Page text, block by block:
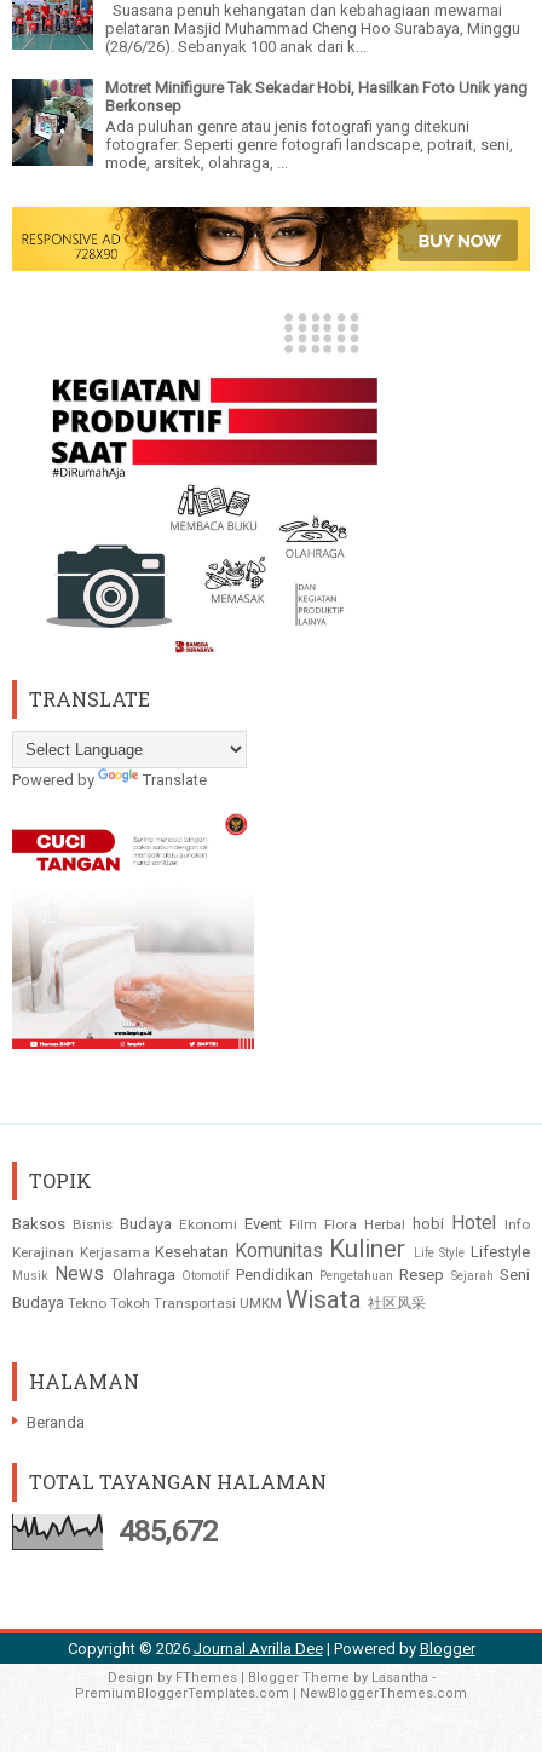
Suasana penuh kehangatan dan kebahagiaan mewarnai
pelataran Masjid Muhammad Cheng Hoo Surabaya, Minggu
(28/6/26). Sebanyak 100 anak dari k...
Motret Minifigure Tak Sekadar Hobi, Hasilkan Foto Unik yang
Berkonsep
Ada puluhan genre atau jenis fotografi yang ditekuni
fotografer. Seperti genre fotografi landscape, potrait, seni,
mode, arsitek, olahraga, ...
TRANSLATE
Powered by Translate
TOPIK
Baksos Bisnis Budaya Ekonomi Event Film Flora Herbal hobi Hotel
Info
Kerajinan Kerjasama Kesehatan Komunitas Kuliner Life Style Lifestyle
Musik News Olahraga Otomotif Pendidikan Pengetahuan Resep Sejarah Seni
Budaya Tekno Tokoh Transportasi UMKM Wisata 社区风采
HALAMAN
Beranda
TOTAL TAYANGAN HALAMAN
485,672
Copyright © 2026 Journal Avrilla Dee| Powered by Blogger
Design by FThemes| Blogger Theme by Lasantha -
PremiumBloggerTemplates.com | NewBloggerThemes.com